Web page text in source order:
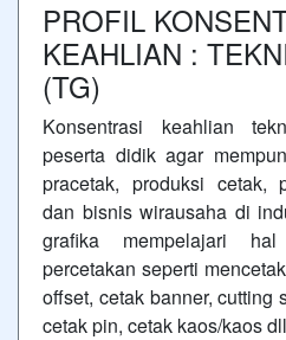
PROFIL
KEAHLIAN :
(TG)
Konsentrasi keahlian
peserta didik agar
pracetak, produksi cetak,
dan bisnis wirausaha di
grafika mempelajari
percetakan seperti
offset, cetak banner, cutting
cetak pin, cetak kaos/kaos